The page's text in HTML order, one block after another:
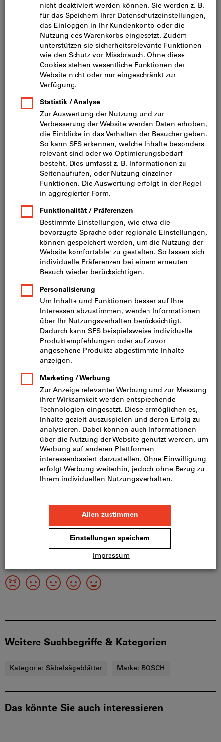
Bild zum Vergrößern anklicken
Preis pro 1 Stück
inkl. MwSt.
zzgl. Versandkosten
Netto: CHF 28.75
Inhalt:
25 Stk
In den Warenkorb
Sofort lieferbar
Artikel merken Artikel teilen
Produktdetails
Beschreibung
Weitere Suchbegriffe & Kategorien
Kategorie: Säbelsägeblätter Marke: BOSCH
Das könnte Sie auch interessieren